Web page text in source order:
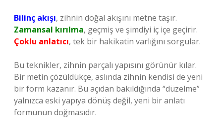
Bilinç akışı, zihnin doğal akışını metne taşır.
Zamansal kırılma, geçmiş ve şimdiyi iç içe geçirir.
Çoklu anlatıcı, tek bir hakikatin varlığını sorgular.
Bu teknikler, zihnin parçalı yapısını görünür kılar.
Bir metin çözüldükçe, aslında zihnin kendisi de yeni
bir form kazanır. Bu açıdan bakıldığında “düzelme”
yalnızca eski yapıya dönüş değil, yeni bir anlatı
formunun doğmasıdır.